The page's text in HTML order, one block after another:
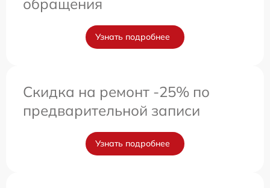
Узнать подробнее
Скидка на ремонт -25% по
предварительной записи
Узнать подробнее